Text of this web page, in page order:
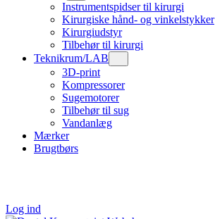
Instrumentspidser til kirurgi
Kirurgiske hånd- og vinkelstykker
Kirurgiudstyr
Tilbehør til kirurgi
Teknikrum/LAB
3D-print
Kompressorer
Sugemotorer
Tilbehør til sug
Vandanlæg
Mærker
Brugtbørs
Log ind